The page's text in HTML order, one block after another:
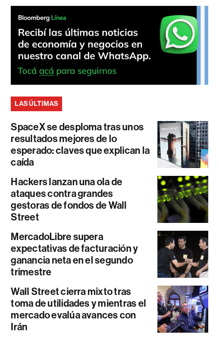
LAS ÚLTIMAS
SpaceX se desploma tras unos
resultados mejores de lo
esperado: claves que explican la
caída
Hackers lanzan una ola de
ataques contra grandes
gestoras de fondos de Wall
Street
MercadoLibre supera
expectativas de facturación y
ganancia neta en el segundo
trimestre
Wall Street cierra mixto tras
toma de utilidades y mientras el
mercado evalúa avances con
Irán